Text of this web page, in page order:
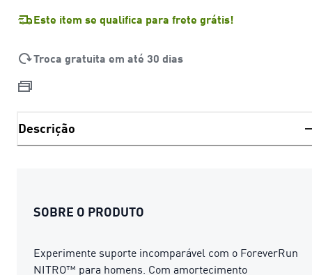
Este item se qualifica para frete grátis!
Troca gratuita em até 30 dias
Descrição
SOBRE O PRODUTO
Experimente suporte incomparável com o ForeverRun
NITRO™ para homens. Com amortecimento